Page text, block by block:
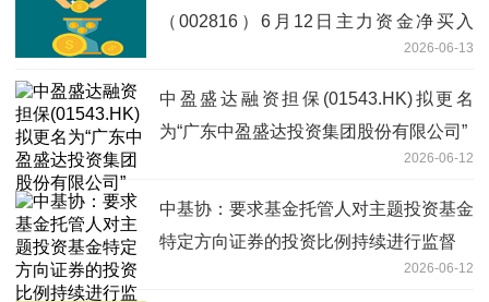
（002816）6月12日主力资金净买入
2026-06-13
中盈盛达融资担保(01543.HK)拟更名
为“广东中盈盛达投资集团股份有限公司”
2026-06-12
中基协：要求基金托管人对主题投资基金
特定方向证券的投资比例持续进行监督
2026-06-12